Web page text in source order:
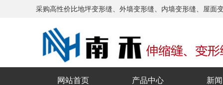
采购高性价比地坪变形缝、外墙变形缝、内墙变形缝、屋面
网站首页 产品中心 新